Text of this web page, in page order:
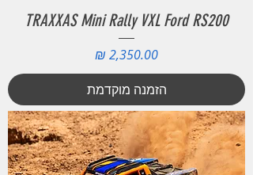
TRAXXAS Mini Rally VXL Ford RS200
מחיר
הזמנה מוקדמת